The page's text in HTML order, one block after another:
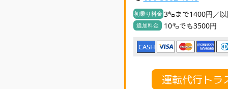
初乗り料金 3㌔まで1400円／
追加料金 10㌔でも3500円
CASH
運転代行トラ